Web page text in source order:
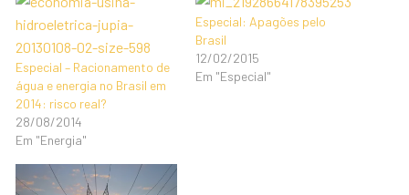
Especial – Racionamento de
água e energia no Brasil em
2014: risco real?
28/08/2014
Em "Energia"
Especial: Apagões pelo
Brasil
12/02/2015
Em "Especial"